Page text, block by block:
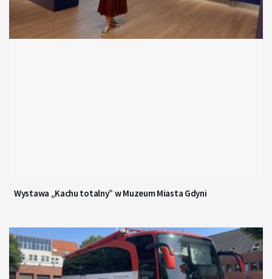
Wystawa „Kachu totalny” w Muzeum Miasta Gdyni